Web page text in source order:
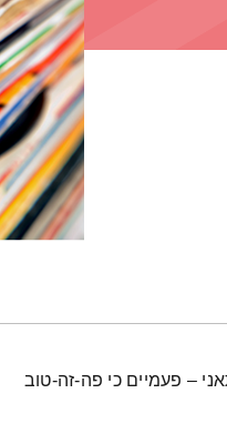
– פעמיים כי פה-זה-טוב